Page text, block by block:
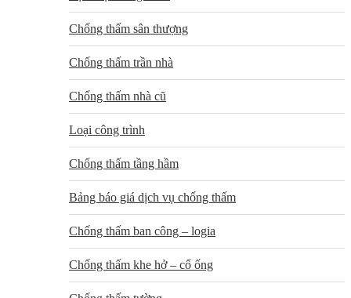
Chống thấm sân thượng
Chống thấm trần nhà
Chống thấm nhà cũ
Loại công trình
Chống thấm tầng hầm
Bảng báo giá dịch vụ chống thấm
Chống thấm ban công – logia
Chống thấm khe hở – cổ ống